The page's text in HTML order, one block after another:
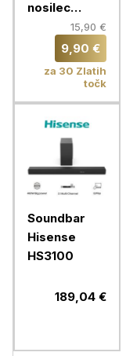
nosilec
VonHaus 37-
70'', do 35
15,90 €
9,90 €
za 30 Zlatih
točk
Soundbar
Hisense
HS3100
189,04 €